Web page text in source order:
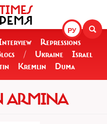
РУ
Repressions
/ Ukraine
Israel
Kremlin Duma
ARMINA